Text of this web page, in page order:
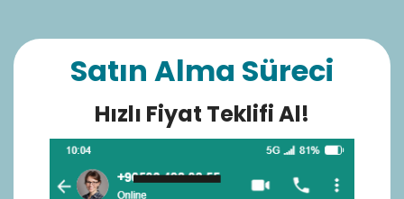
Satın Alma Süreci
Hızlı Fiyat Teklifi Al!